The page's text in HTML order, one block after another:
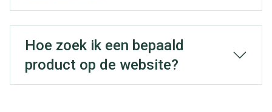
Hoe zoek ik een bepaald
product op de website?